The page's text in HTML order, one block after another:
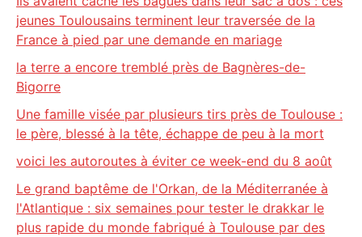
jeunes Toulousains terminent leur traversée de la
France à pied par une demande en mariage
la terre a encore tremblé près de Bagnères-de-
Bigorre
Une famille visée par plusieurs tirs près de Toulouse :
le père, blessé à la tête, échappe de peu à la mort
voici les autoroutes à éviter ce week-end du 8 août
Le grand baptême de l'Orkan, de la Méditerranée à
l'Atlantique : six semaines pour tester le drakkar le
plus rapide du monde fabriqué à Toulouse par des